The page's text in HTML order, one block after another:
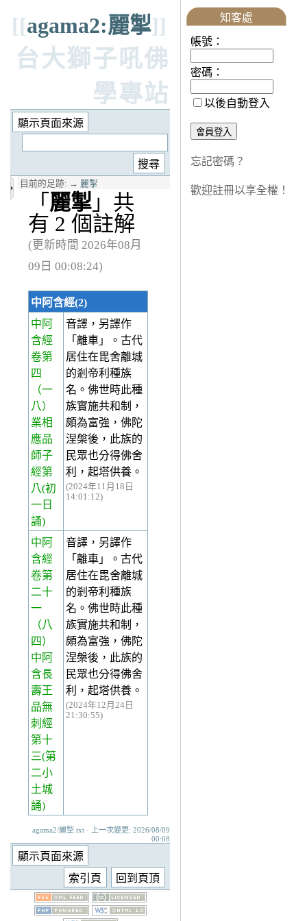
[[agama2:麗掣]]
台大獅子吼佛
學專站
目前的足跡: → 麗掣
「 麗掣 」共
有 2 個註解
(更新時間 2026年08月
09日 00:08:24)
中阿含經(2)
中阿
含經
卷第
四
（一
八）
業相
應品
師子
經第
八(初
一日
誦)
音譯，另譯作
「離車」。古代
居住在毘舍離城
的剎帝利種族
名。佛世時此種
族實施共和制，
頗為富強，佛陀
涅槃後，此族的
民眾也分得佛舍
利，起塔供養。
(2024年11月18日
14:01:12)
中阿
含經
卷第
二十
一
（八
四）
中阿
含長
壽王
品無
刺經
第十
三(第
二小
土城
誦)
音譯，另譯作
「離車」。古代
居住在毘舍離城
的剎帝利種族
名。佛世時此種
族實施共和制，
頗為富強，佛陀
涅槃後，此族的
民眾也分得佛舍
利，起塔供養。
(2024年12月24日
21:30:55)
agama2/麗掣.txt · 上一次變更: 2026/08/09
00:08
知客處
帳號：
密碼：
以後自動登入
忘記密碼？
歡迎註冊以享全權！